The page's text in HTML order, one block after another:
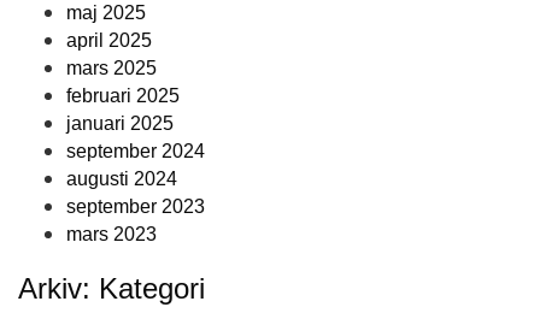
maj 2025
april 2025
mars 2025
februari 2025
januari 2025
september 2024
augusti 2024
september 2023
mars 2023
Arkiv: Kategori